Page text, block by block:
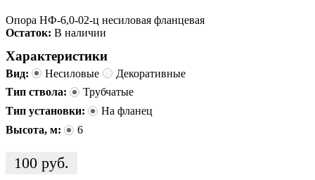
Опора НФ-6,0-02-ц несиловая фланцевая
Остаток: В наличии
Характеристики
Вид: Несиловые
Декоративные
Тип ствола:
Трубчатые
Тип установки:
На фланец
Высота, м:
6
100 руб.